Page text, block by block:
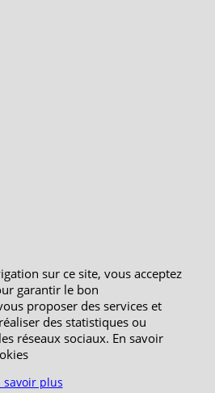
sur ce site, vous acceptez
garantir le bon
proposer des services et
des statistiques ou
réseaux sociaux. En savoir
savoir plus